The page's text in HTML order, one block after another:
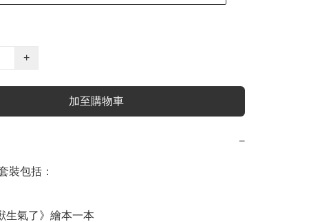
+
加至購物車
−
裝包括：
生氣了》繪本一本